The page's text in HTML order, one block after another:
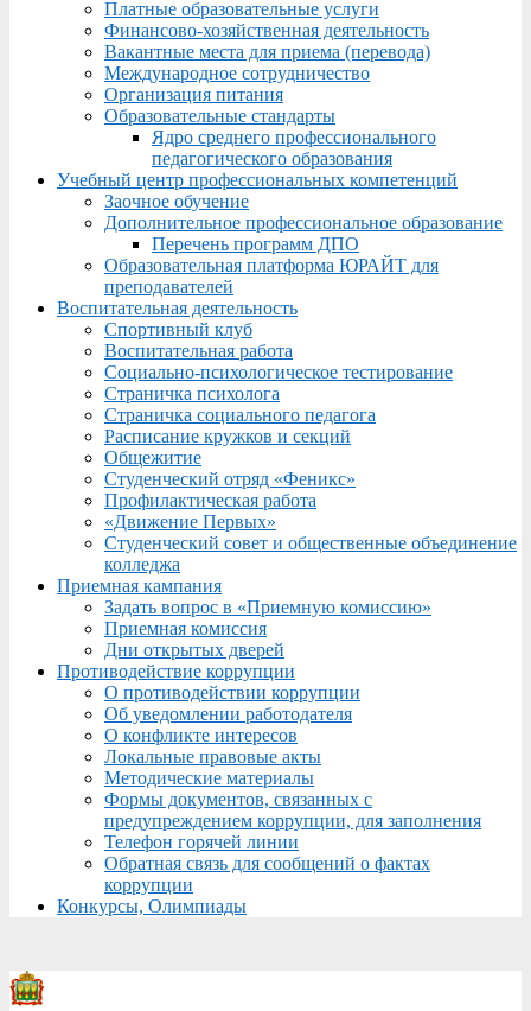
Платные образовательные услуги
Финансово-хозяйственная деятельность
Вакантные места для приема (перевода)
Международное сотрудничество
Организация питания
Образовательные стандарты
Ядро среднего профессионального
педагогического образования
Учебный центр профессиональных компетенций
Заочное обучение
Дополнительное профессиональное образование
Перечень программ ДПО
Образовательная платформа ЮРАЙТ для
преподавателей
Воспитательная деятельность
Спортивный клуб
Воспитательная работа
Социально-психологическое тестирование
Страничка психолога
Страничка социального педагога
Расписание кружков и секций
Общежитие
Студенческий отряд «Феникс»
Профилактическая работа
«Движение Первых»
Студенческий совет и общественные объединение
колледжа
Приемная кампания
Задать вопрос в «Приемную комиссию»
Приемная комиссия
Дни открытых дверей
Противодействие коррупции
О противодействии коррупции
Об уведомлении работодателя
О конфликте интересов
Локальные правовые акты
Методические материалы
Формы документов, связанных с
предупреждением коррупции, для заполнения
Телефон горячей линии
Обратная связь для сообщений о фактах
коррупции
Конкурсы, Олимпиады